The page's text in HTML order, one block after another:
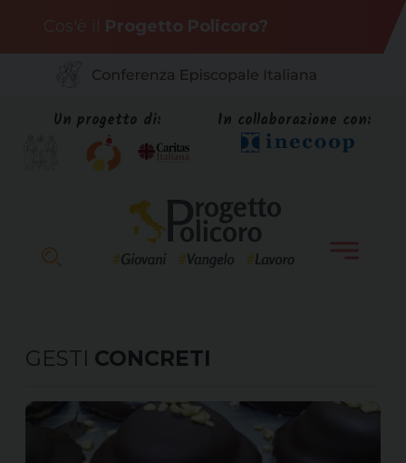
content
Cos'è il Progetto Policoro?
Un progetto di: In collaborazione con:
GESTI CONCRETI